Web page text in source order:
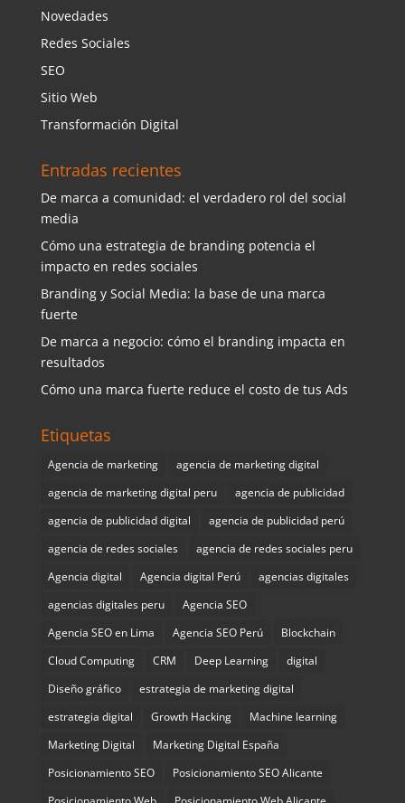
Novedades
Redes Sociales
SEO
Sitio Web
Transformación Digital
Entradas recientes
De marca a comunidad: el verdadero rol del social
media
Cómo una estrategia de branding potencia el
impacto en redes sociales
Branding y Social Media: la base de una marca
fuerte
De marca a negocio: cómo el branding impacta en
resultados
Cómo una marca fuerte reduce el costo de tus Ads
Etiquetas
Agencia de marketing
agencia de marketing digital
agencia de marketing digital peru
agencia de publicidad
agencia de publicidad digital
agencia de publicidad perú
agencia de redes sociales
agencia de redes sociales peru
Agencia digital
Agencia digital Perú
agencias digitales
agencias digitales peru
Agencia SEO
Agencia SEO en Lima
Agencia SEO Perú
Blockchain
Cloud Computing
CRM Deep Learning
digital
Diseño gráfico
estrategia de marketing digital
estrategia digital
Growth Hacking
Machine learning
Marketing Digital
Marketing Digital España
Posicionamiento SEO
Posicionamiento SEO Alicante